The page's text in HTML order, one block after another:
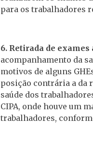
para os trabalhadores
6. Retirada de
acompanhamento da
motivos de alguns
posição contrária a da
saúde dos
CIPA, onde houve um
trabalhadores,